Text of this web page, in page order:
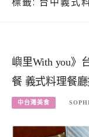
嶼里With you》
餐 義式料理餐廳
中台灣美食